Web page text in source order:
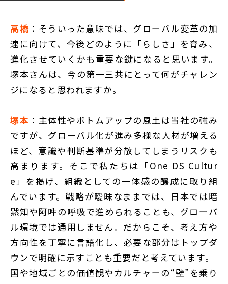
高橋 ：そういった意味では、グローバル変革の加
速に向けて、今後どのように「らしさ」を育み、
進化させていくかも重要な鍵になると思います。
塚本さんは、今の第一三共にとって何がチャレン
ジになると思われますか。
塚本 ：主体性やボトムアップの風土は当社の強み
ですが、グローバル化が進み多様な人材が増える
ほど、意識や判断基準が分散してしまうリスクも
高まります。そこで私たちは「One DS Cultur
e」を掲げ、組織としての一体感の醸成に取り組
んでいます。戦略が曖昧なままでは、日本では暗
黙知や阿吽の呼吸で進められることも、グローバ
ル環境では通用しません。だからこそ、考え方や
方向性を丁寧に言語化し、必要な部分はトップダ
ウンで明確に示すことも重要だと考えています。
国や地域ごとの価値観やカルチャーの“壁”を乗り